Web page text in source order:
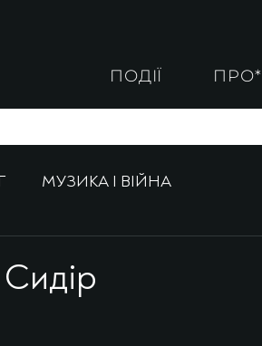
ПОДІЇ ПРО*
МУЗИКА І ВІЙНА